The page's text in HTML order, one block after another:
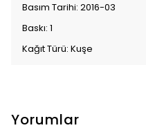
Basım Tarihi: 2016-03
Baskı: 1
Kağıt Türü: Kuşe
Yorumlar